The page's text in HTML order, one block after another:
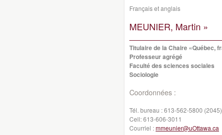
Français et anglais
MEUNIER, Martin »
Titulaire de la Chaire «Québec,
Professeur agrégé
Faculté des sciences sociales
Sociologie
Coordonnées :
Tél. bureau :613-562-5800 (2045)
Cell:613-606-3011
Courriel :mmeunier@uOttawa.ca